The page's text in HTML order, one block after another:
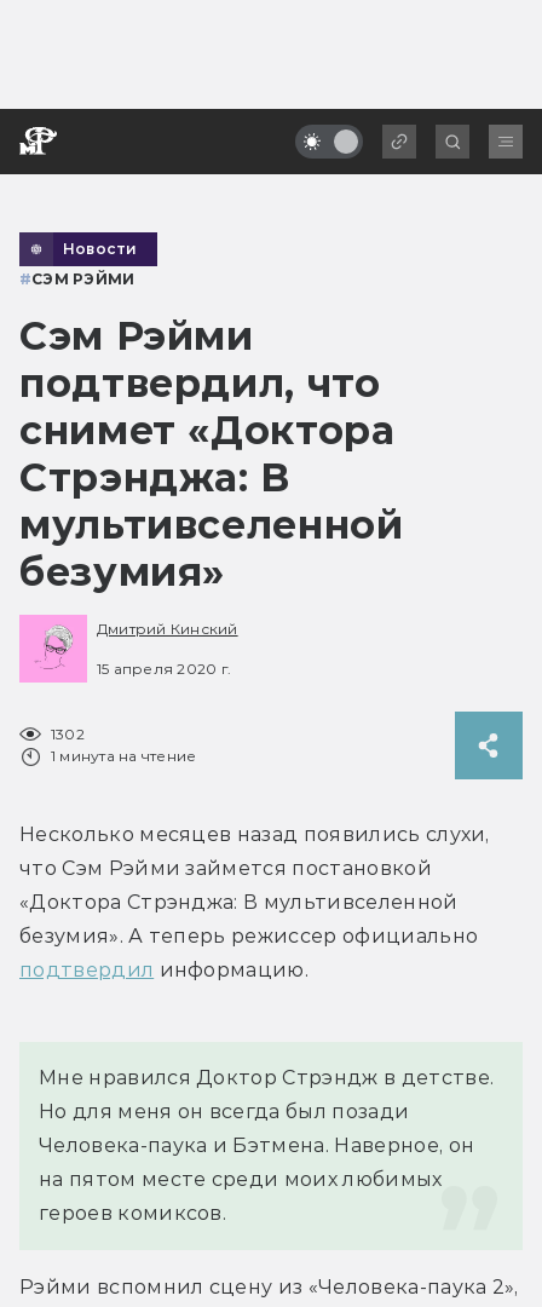
Новости
#СЭМ РЭЙМИ
Сэм Рэйми
подтвердил, что
снимет «Доктора
Стрэнджа: В
мультивселенной
безумия»
Дмитрий Кинский
15 апреля 2020 г.
1302
1 минута на чтение
Несколько месяцев назад появились слухи,
что Сэм Рэйми займется постановкой
«Доктора Стрэнджа: В мультивселенной
подтвердил информацию.
Мне нравился Доктор Стрэндж в детстве.
Но для меня он всегда был позади
Человека-паука и Бэтмена. Наверное, он
на пятом месте среди моих любимых
героев комиксов.
Рэйми вспомнил сцену из «Человека-паука 2»,